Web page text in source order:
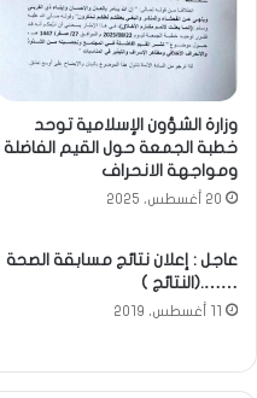
وزارة الشؤون الإسلامية توحد
خطبة الجمعة حول القيم الفاضلة
ومواجهة الانحراف
20 أغسطس، 2025
عاجل : إعلان نتائج مسابقة الصحة
…….(النتائج )
11 أغسطس، 2019